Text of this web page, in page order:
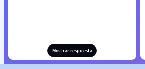
Mostrar respuesta